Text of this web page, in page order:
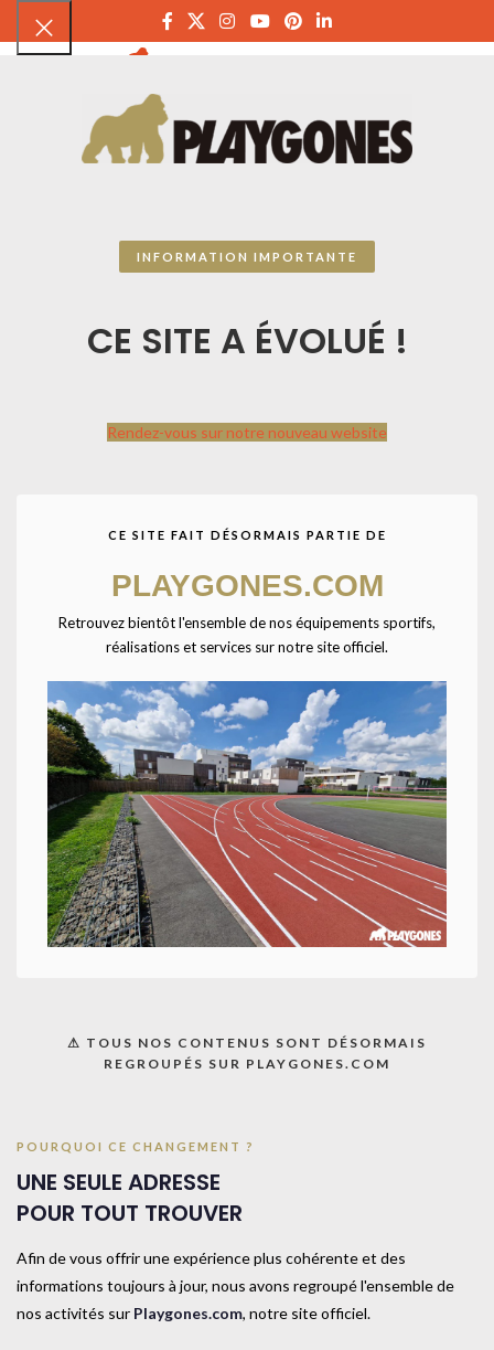
INFORMATION IMPORTANTE
CE SITE A ÉVOLUÉ !
Rendez-vous sur notre nouveau website
CE SITE FAIT DÉSORMAIS PARTIE DE
PLAYGONES.COM
Retrouvez bientôt l'ensemble de nos équipements sportifs,
réalisations et services sur notre site officiel.
⚠ TOUS NOS CONTENUS SONT DÉSORMAIS
REGROUPÉS SUR PLAYGONES.COM
POURQUOI CE CHANGEMENT ?
UNE SEULE ADRESSE
POUR TOUT TROUVER
Afin de vous offrir une expérience plus cohérente et des
informations toujours à jour, nous avons regroupé l'ensemble de
nos activités sur Playgones.com, notre site officiel.
CATALOGUE SPORTPLAY Petit matériel sportif Fitness
Gymnastique rythmique
Ruban d’éveil 1.60 m-TAILLE UNIQUE-Violet
Existe en 6 coloris : vert, jaune, bleu, orange, violet et rouge.
UNE QUESTION ? UN DEVIS ?
Décrivez votre projet
Confiez-nous la pose
Ajouter à la liste
Catégorie :
Gymnastique rythmique
Informations complémentaires
TAILLE